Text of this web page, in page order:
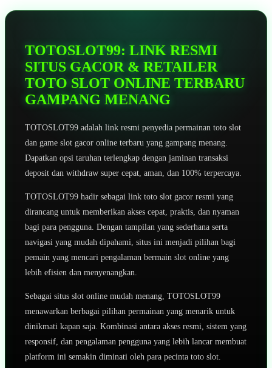
Tautan
TOTOSLOT99: LINK RESMI
SITUS GACOR & RETAILER
TOTO SLOT ONLINE TERBARU
GAMPANG MENANG
TOTOSLOT99 adalah link resmi penyedia permainan toto slot
dan game slot gacor online terbaru yang gampang menang.
Dapatkan opsi taruhan terlengkap dengan jaminan transaksi
deposit dan withdraw super cepat, aman, dan 100% terpercaya.
TOTOSLOT99 hadir sebagai link toto slot gacor resmi yang
dirancang untuk memberikan akses cepat, praktis, dan nyaman
bagi para pengguna. Dengan tampilan yang sederhana serta
navigasi yang mudah dipahami, situs ini menjadi pilihan bagi
pemain yang mencari pengalaman bermain slot online yang
lebih efisien dan menyenangkan.
Sebagai situs slot online mudah menang, TOTOSLOT99
menawarkan berbagai pilihan permainan yang menarik untuk
dinikmati kapan saja. Kombinasi antara akses resmi, sistem yang
responsif, dan pengalaman pengguna yang lebih lancar membuat
platform ini semakin diminati oleh para pecinta toto slot.